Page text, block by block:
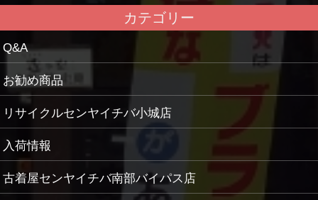
カテゴリー
Q&A
お勧め商品
リサイクルセンヤイチバ小城店
入荷情報
古着屋センヤイチバ南部バイパス店